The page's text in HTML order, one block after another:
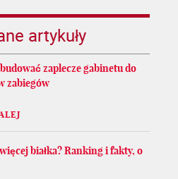
artykuły
zaplecze gabinetu do
zabiegów
białka? Ranking i fakty, o